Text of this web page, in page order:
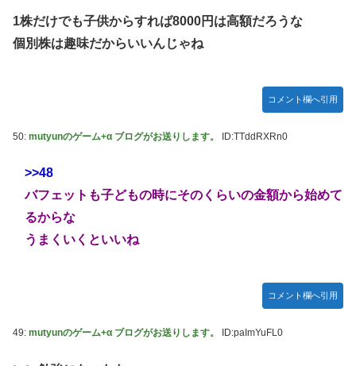
1株だけでも子供からすれば8000円は高額だろうな
個別株は趣味だからいいんじゃね
コメント欄へ引用
50: mutyunのゲーム+α ブログがお送りします。 ID:TTddRXRn0
>>48
バフェットも子どもの時にそのくらいの金額から始めて
るからな
うまくいくといいね
コメント欄へ引用
49: mutyunのゲーム+α ブログがお送りします。 ID:paImYuFL0